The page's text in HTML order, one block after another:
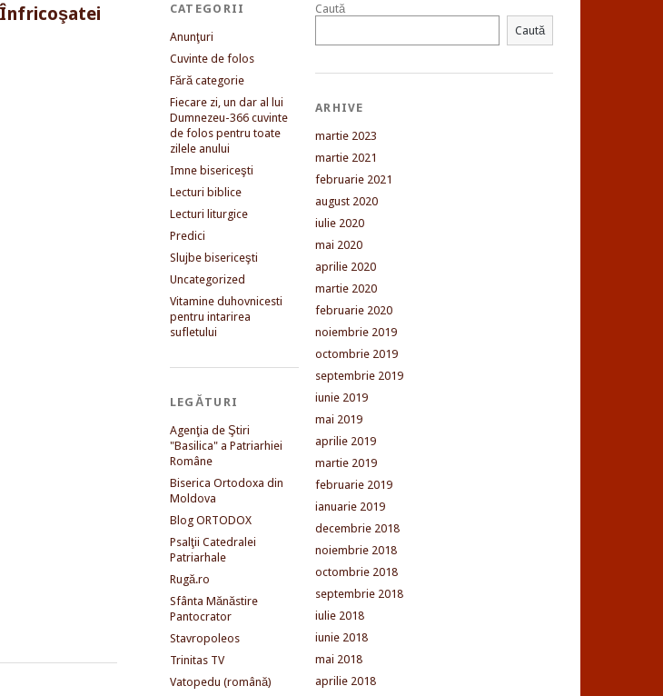
Înfricoşatei
CATEGORII
Anunţuri
Cuvinte de folos
Fără categorie
Fiecare zi, un dar al lui
Dumnezeu-366 cuvinte
de folos pentru toate
zilele anului
Imne bisericeşti
Lecturi biblice
Lecturi liturgice
Predici
Slujbe bisericeşti
Uncategorized
Vitamine duhovnicesti
pentru intarirea
sufletului
LEGĂTURI
Agenţia de Ştiri
"Basilica" a Patriarhiei
Române
Biserica Ortodoxa din
Moldova
Blog ORTODOX
Psalţii Catedralei
Patriarhale
Rugă.ro
Sfânta Mănăstire
Pantocrator
Stavropoleos
Trinitas TV
Vatopedu (română)
Caută
Caută
ARHIVE
martie 2023
martie 2021
februarie 2021
august 2020
iulie 2020
mai 2020
aprilie 2020
martie 2020
februarie 2020
noiembrie 2019
octombrie 2019
septembrie 2019
iunie 2019
mai 2019
aprilie 2019
martie 2019
februarie 2019
ianuarie 2019
decembrie 2018
noiembrie 2018
octombrie 2018
septembrie 2018
iulie 2018
iunie 2018
mai 2018
aprilie 2018